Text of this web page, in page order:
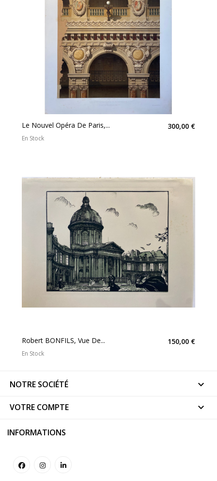
Le Nouvel Opéra De Paris,... 300,00 €
En Stock
Robert BONFILS, Vue De... 150,00 €
En Stock
NOTRE SOCIÉTÉ 
VOTRE COMPTE 
INFORMATIONS